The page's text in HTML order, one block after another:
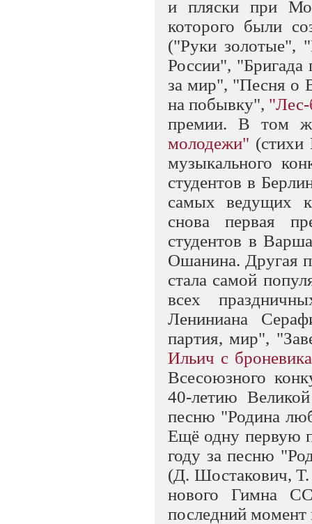
и пляски при
которого были
("Руки золотые",
России",
за мир", "Песня о
на побывку",
премии. В том
молодежи" (стихи
музыкального
студентов в
самых ведущих
снова первая
студентов в
Ошанина. Другая
стала самой
всех
Лениниана
партия, мир",
Ильич с
Всесоюзного
40-летию
песню "Родина
Ещё одну первую
году за песню
(Д. Шостакович, Т.
нового Гимна
последний момент